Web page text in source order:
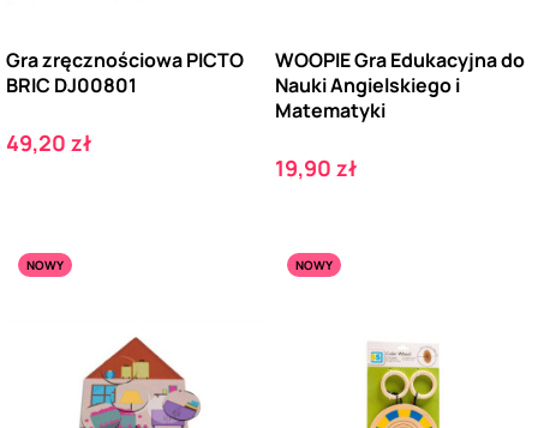
Gra zręcznościowa PICTO
BRIC DJ00801
Cena
49,20 zł
WOOPIE Gra Edukacyjna do
Nauki Angielskiego i
Matematyki
Cena
19,90 zł
NOWY NOWY